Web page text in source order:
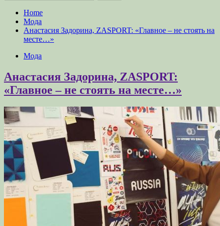
Home
Мода
Анастасия Задорина, ZASPORT: «Главное – не стоять на
месте…»
Мода
Анастасия Задорина, ZASPORT:
«Главное – не стоять на месте…»